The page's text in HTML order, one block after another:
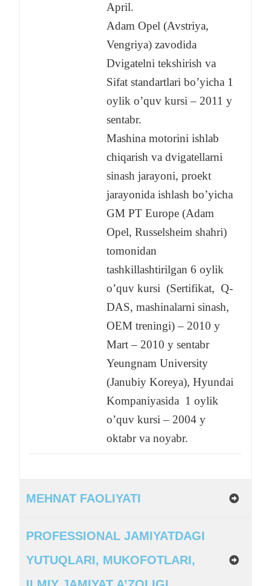
April.
Adam Opel (Avstriya,
Vengriya) zavodida
Dvigatelni tekshirish va
Sifat standartlari bo’yicha 1
oylik o’quv kursi – 2011 y
sentabr.
Mashina motorini ishlab
chiqarish va dvigatellarni
sinash jarayoni, proekt
jarayonida ishlash bo’yicha
GM PT Europe (Adam
Opel, Russelsheim shahri)
tomonidan
tashkillashtirilgan 6 oylik
o’quv kursi (Sertifikat, Q-
DAS, mashinalarni sinash,
OEM treningi) – 2010 y
Mart – 2010 y sentabr
Yeungnam University
(Janubiy Koreya), Hyundai
Kompaniyasida 1 oylik
o’quv kursi – 2004 y
oktabr va noyabr.
MEHNAT FAOLIYATI
PROFESSIONAL JAMIYATDAGI
YUTUQLARI, MUKOFOTLARI,